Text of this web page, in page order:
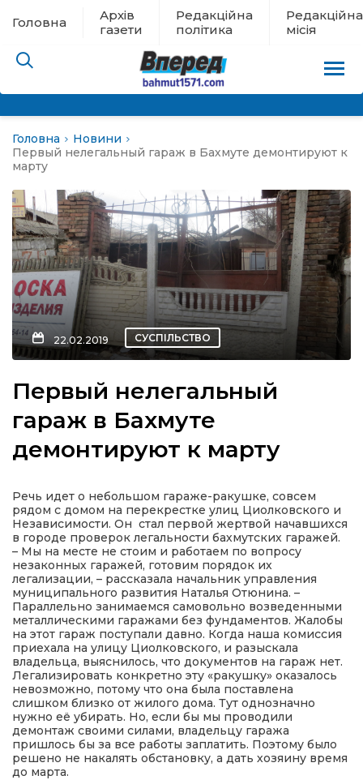
Головна
Архів
газети
Редакційна
політика
Редакційна
місія
евакуації
новини
політика
місія
Головна
Новини
Первый нелегальный гараж в Бахмуте демонтируют к
марту
22.02.2019 СУСПІЛЬСТВО
Первый нелегальный
гараж в Бахмуте
демонтируют к марту
Речь идет о небольшом гараже-ракушке, совсем
рядом с домом на перекрестке улиц Циолковского и
Независимости. Он стал первой жертвой начавшихся
в городе проверок легальности бахмутских гаражей.
– Мы на месте не стоим и работаем по вопросу
незаконных гаражей, готовим порядок их
легализации, – рассказала начальник управления
муниципального развития Наталья Отюнина. –
Параллельно занимаемся самовольно возведенными
металлическими гаражами без фундаментов. Жалобы
на этот гараж поступали давно. Когда наша комиссия
приехала на улицу Циолковского, и разыскала
владельца, выяснилось, что документов на гараж нет.
Легализировать конкретно эту «ракушку» оказалось
невозможно, потому что она была поставлена
слишком близко от жилого дома. Тут однозначно
нужно её убирать. Но, если бы мы проводили
демонтаж своими силами, владельцу гаража
пришлось бы за все работы заплатить. Поэтому было
решено не накалять обстановку, а дать хозяину время
до марта.